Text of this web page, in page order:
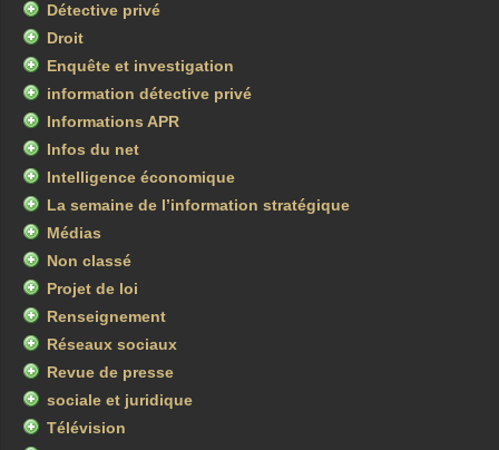
Détective privé
Droit
Enquête et investigation
information détective privé
Informations APR
Infos du net
Intelligence économique
La semaine de l’information stratégique
Médias
Non classé
Projet de loi
Renseignement
Réseaux sociaux
Revue de presse
sociale et juridique
Télévision